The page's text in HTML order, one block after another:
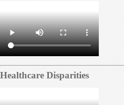
historial impecable. Así, más usuarios
Healthcare Disparities